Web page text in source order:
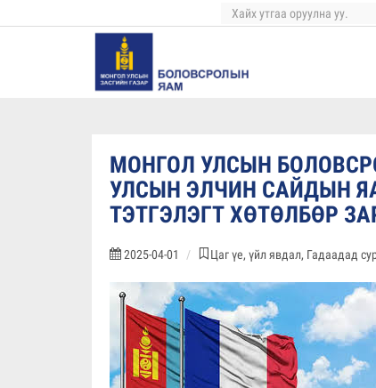
МОНГОЛ УЛСЫН
УЛСЫН ЭЛЧИН САЙДЫН
ТЭТГЭЛЭГТ ХӨТӨЛБӨР
2025-04-01 Цаг үе, үйл явдал, Гадаадад